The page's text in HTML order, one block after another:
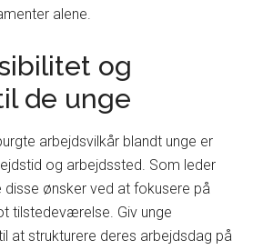
alene.
og
de unge
arbejdsvilkår blandt unge er
og arbejdssted. Som leder
ønsker ved at fokusere på
tilstedeværelse. Giv unge
at strukturere deres arbejdsdag på